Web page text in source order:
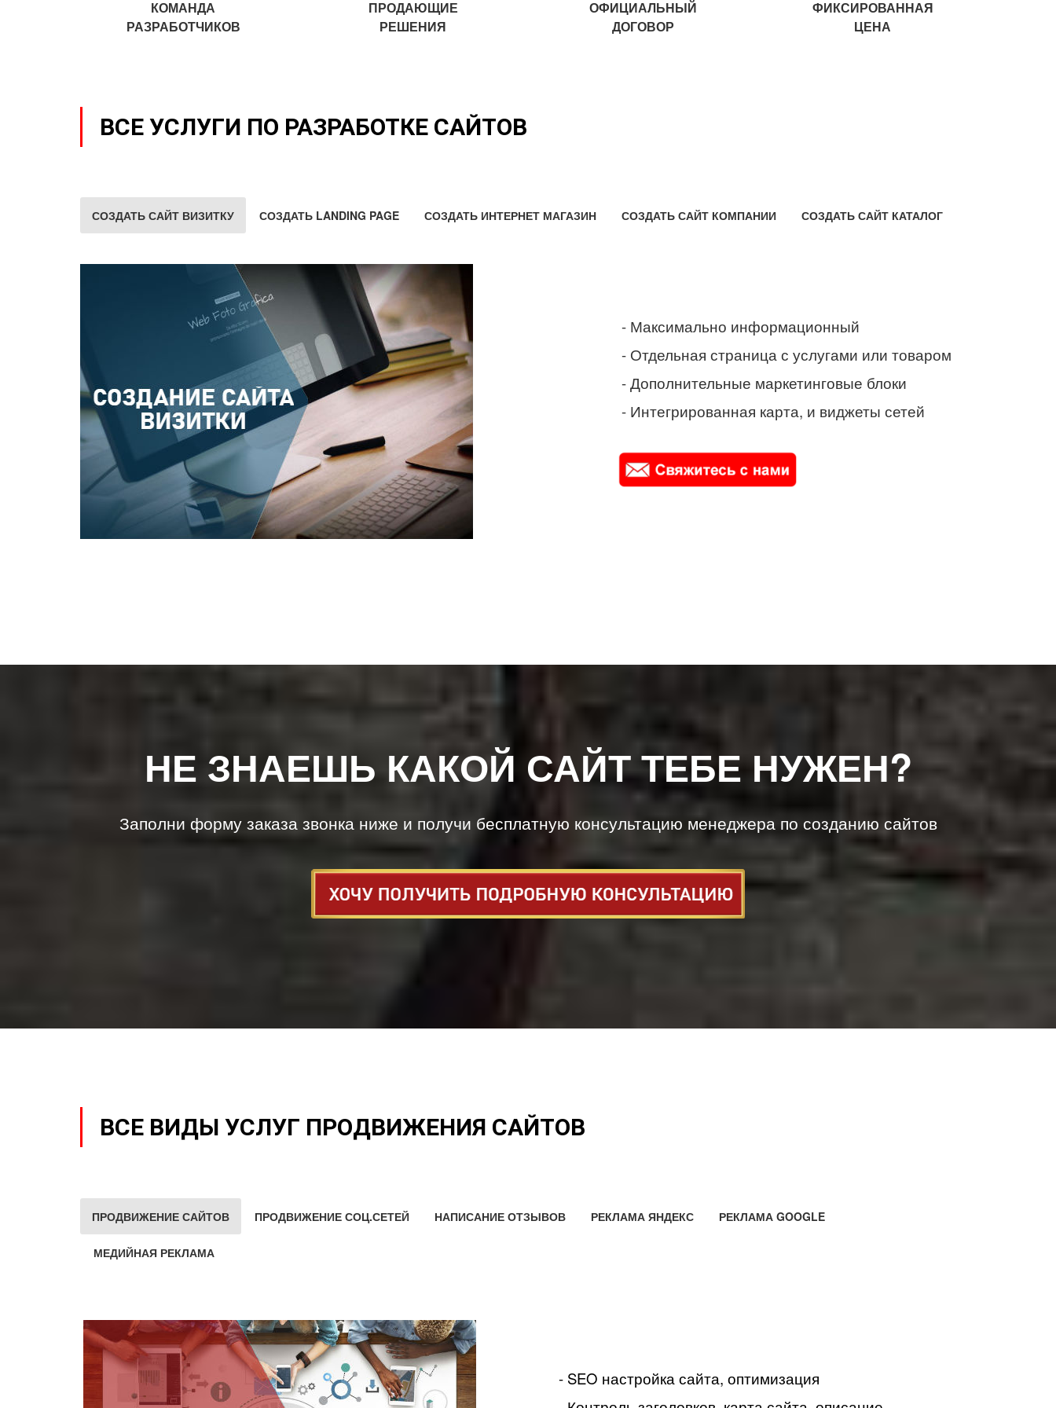
КОМАНДА
РАЗРАБОТЧИКОВ
ПРОДАЮЩИЕ
РЕШЕНИЯ
ОФИЦИАЛЬНЫЙ
ДОГОВОР
ФИКСИРОВАННАЯ
ЦЕНА
ВСЕ УСЛУГИ ПО РАЗРАБОТКЕ САЙТОВ
СОЗДАТЬ САЙТ ВИЗИТКУ СОЗДАТЬ LANDING PAGE СОЗДАТЬ ИНТЕРНЕТ МАГАЗИН СОЗДАТЬ САЙТ КОМПАНИИ СОЗДАТЬ САЙТ КАТАЛОГ
- Максимально информационный
- Отдельная страница с услугами или товаром
- Дополнительные маркетинговые блоки
- Интегрированная карта, и виджеты сетей
НЕ ЗНАЕШЬ КАКОЙ САЙТ ТЕБЕ НУЖЕН?
Заполни форму заказа звонка ниже и получи бесплатную консультацию менеджера по созданию сайтов
ВСЕ ВИДЫ УСЛУГ ПРОДВИЖЕНИЯ САЙТОВ
ПРОДВИЖЕНИЕ САЙТОВ ПРОДВИЖЕНИЕ СОЦ.СЕТЕЙ НАПИСАНИЕ ОТЗЫВОВ РЕКЛАМА ЯНДЕКС РЕКЛАМА GOOGLE
МЕДИЙНАЯ РЕКЛАМА
- SEO настройка сайта, оптимизация